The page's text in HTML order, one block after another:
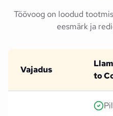
Töövoog on loodud
eesmärk ja
Vajadus
to